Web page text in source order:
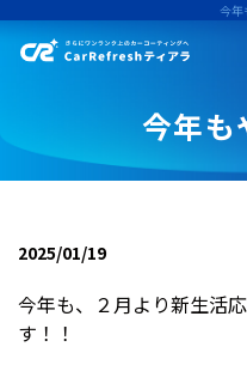
今年
今年も
2025/01/19
今年も、２月より新生活
す！！